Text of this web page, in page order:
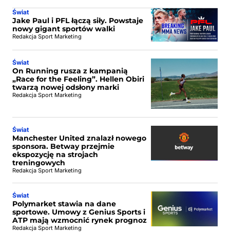
Świat
Jake Paul i PFL łączą siły. Powstaje
nowy gigant sportów walki
Redakcja Sport Marketing
Świat
On Running rusza z kampanią
„Race for the Feeling”. Hellen Obiri
twarzą nowej odsłony marki
Redakcja Sport Marketing
Świat
Manchester United znalazł nowego
sponsora. Betway przejmie
ekspozycję na strojach
treningowych
Redakcja Sport Marketing
Świat
Polymarket stawia na dane
sportowe. Umowy z Genius Sports i
ATP mają wzmocnić rynek prognoz
Redakcja Sport Marketing